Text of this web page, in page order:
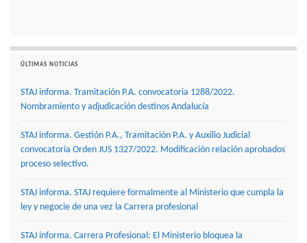
ÚLTIMAS NOTICIAS
STAJ informa. Tramitación P.A. convocatoria 1288/2022.
Nombramiento y adjudicación destinos Andalucía
STAJ informa. Gestión P.A., Tramitación P.A. y Auxilio Judicial
convocatoria Orden JUS 1327/2022. Modificación relación aprobados
proceso selectivo.
STAJ informa. STAJ requiere formalmente al Ministerio que cumpla la
ley y negocie de una vez la Carrera profesional
STAJ informa. Carrera Profesional: El Ministerio bloquea la